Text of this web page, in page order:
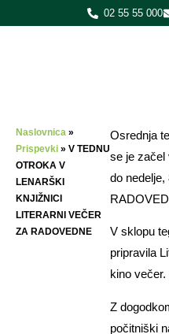
02 55 55 000
Naslovnica »
Prispevki » V TEDNU
OTROKA V
LENARŠKI
KNJIŽNICI
LITERARNI VEČER
ZA RADOVEDNE
Osrednja
se je začel
do
V sklopu
pripravila
kino večer.
Z
počitniški